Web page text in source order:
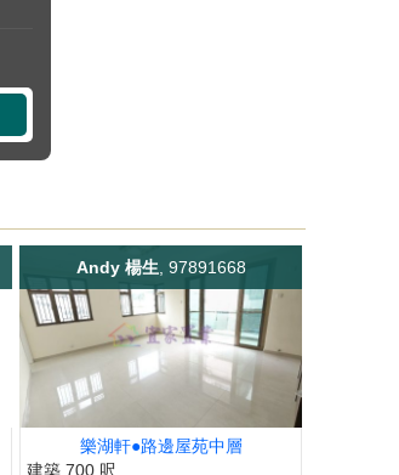
Andy 楊生 , 97891668
樂湖軒●路邊屋苑中層
建築 700 呎